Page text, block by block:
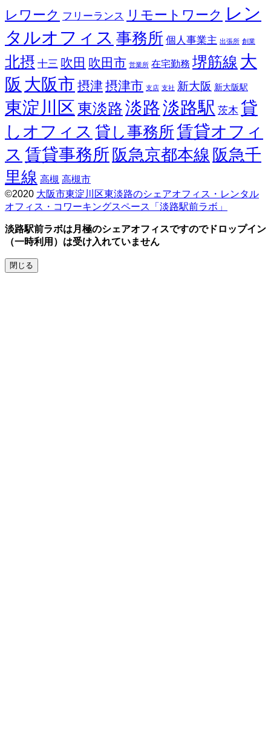
レワーク フリーランス リモートワーク レン
タルオフィス 事務所 個人事業主 出張所 創業
北摂 十三 吹田 吹田市 営業所 在宅勤務 堺筋線 大
阪 大阪市 摂津摂津市 支店 支社 新大阪 新大阪駅
東淀川区 東淡路淡路淡路駅 茨木 貸
しオフィス 貸し事務所賃貸オフィ
ス 賃貸事務所 阪急京都本線 阪急千
里線 高槻 高槻市
©2020 大阪市東淀川区東淡路のシェアオフィス・レンタル
オフィス・コワーキングスペース「淡路駅前ラボ」
parallax
theme
FameThemes
淡路駅前ラボは月極のシェアオフィスですのでドロップイン
（一時利用）は受け入れていません
閉じる